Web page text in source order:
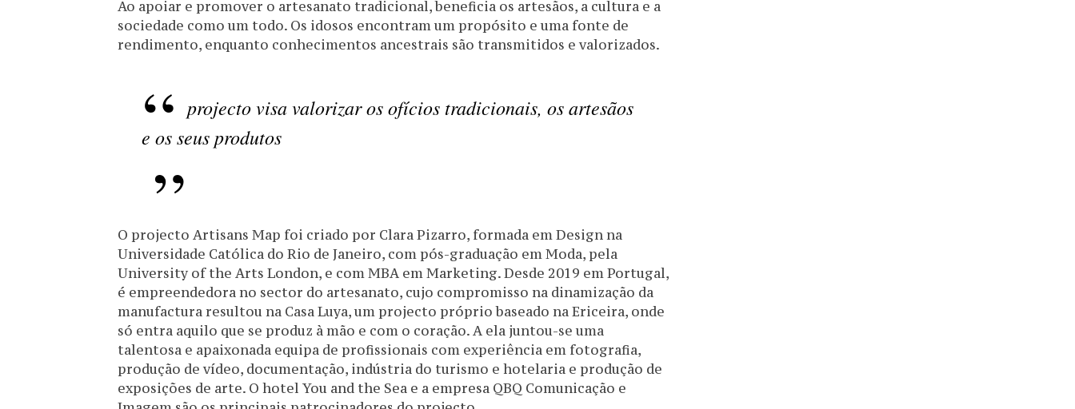
Ao apoiar e promover o artesanato tradicional, beneficia os artesãos, a cultura e a
sociedade como um todo. Os idosos encontram um propósito e uma fonte de
rendimento, enquanto conhecimentos ancestrais são transmitidos e valorizados.
projecto visa valorizar os ofícios tradicionais, os artesãos
e os seus produtos
O projecto Artisans Map foi criado por Clara Pizarro, formada em Design na
Universidade Católica do Rio de Janeiro, com pós-graduação em Moda, pela
University of the Arts London, e com MBA em Marketing. Desde 2019 em Portugal,
é empreendedora no sector do artesanato, cujo compromisso na dinamização da
manufactura resultou na Casa Luya, um projecto próprio baseado na Ericeira, onde
só entra aquilo que se produz à mão e com o coração. A ela juntou-se uma
talentosa e apaixonada equipa de profissionais com experiência em fotografia,
produção de vídeo, documentação, indústria do turismo e hotelaria e produção de
exposições de arte. O hotel You and the Sea e a empresa QBQ Comunicação e